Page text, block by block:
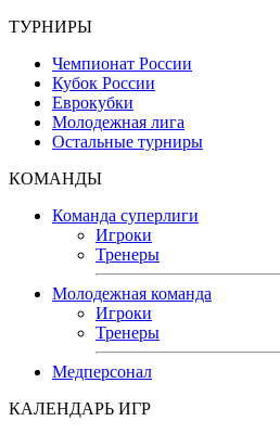
ТУРНИРЫ
Чемпионат России
Кубок России
Еврокубки
Молодежная лига
Остальные турниры
КОМАНДЫ
Команда суперлиги
Игроки
Тренеры
Молодежная команда
Игроки
Тренеры
Медперсонал
КАЛЕНДАРЬ ИГР